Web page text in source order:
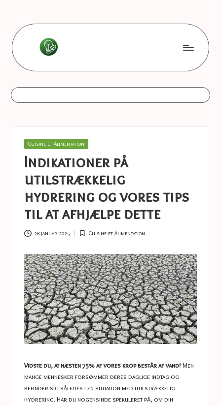
content
L
e
s
o
n
n
e
s
a
s
t
u
c
e
s
astuces
Posted
Cuisine et Alimentation
Indikationer på
utilstrækkelig
hydrering og vores tips
til at afhjælpe dette
28 januar 2025
Posted
Cuisine et Alimentation
Vidste du, at næsten 75% af vores krop består af vand?Men
mange mennesker forsømmer deres daglige indtag og
befinder sig således i en situation med utilstrækkelig
hydrering. Har du nogensinde spekuleret på, om din